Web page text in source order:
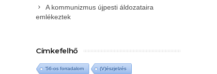
A kommunizmus újpesti áldozataira
emlékeztek
Címkefelhő
'56-os forradalom (V)észjelzés